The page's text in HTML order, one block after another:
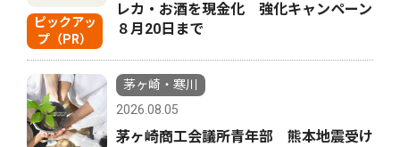
ピックアッ
プ（PR）
レカ・お酒を現金化 強化キャンペーン
８月20日まで
茅ヶ崎・寒川
2026.08.05
茅ヶ崎商工会議所青年部 熊本地震受け